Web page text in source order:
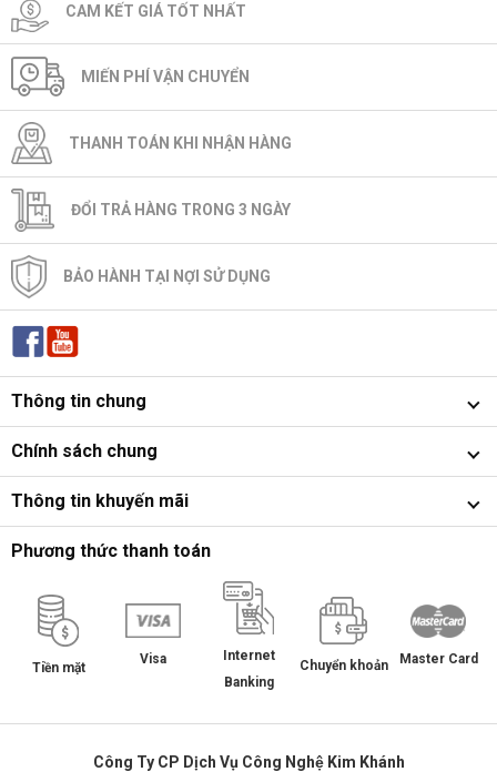
CAM KẾT GIÁ TỐT NHẤT
MIẾN PHÍ VẬN CHUYỂN
THANH TOÁN KHI NHẬN HÀNG
ĐỔI TRẢ HÀNG TRONG 3 NGÀY
BẢO HÀNH TẠI NỢI SỬ DỤNG
Thông tin chung
Chính sách chung
Thông tin khuyến mãi
Phương thức thanh toán
Tiền mặt
Visa
Internet
Banking
Chuyển khoản Master Card
Công Ty CP Dịch Vụ Công Nghệ Kim Khánh